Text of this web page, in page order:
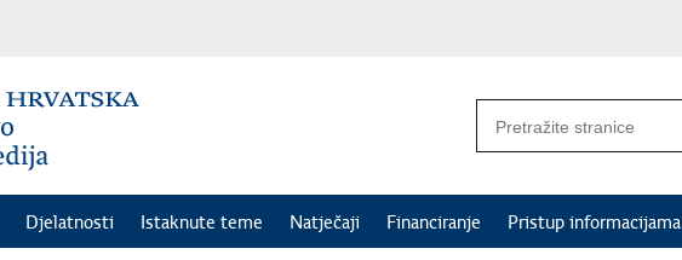
Djelatnosti Istaknute teme Natječaji Financiranje Pristup informacijama